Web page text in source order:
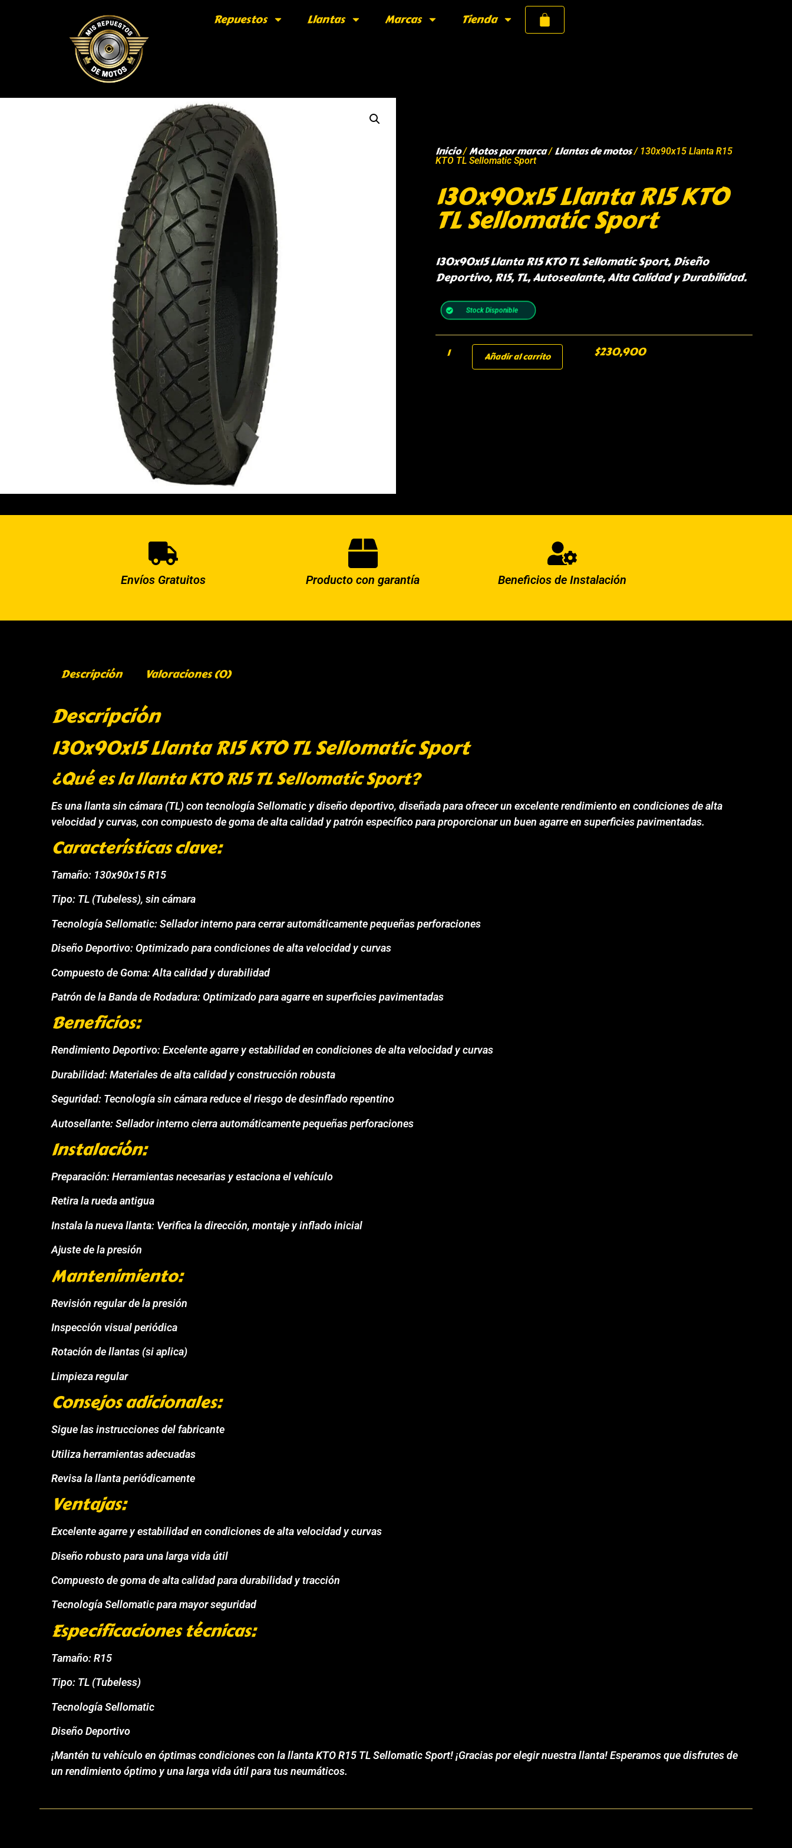
Repuestos Llantas Marcas Tienda
Inicio/Motos por marca/Llantas de motos/ 130x90x15 Llanta R15
KTO TL Sellomatic Sport
130x90x15 Llanta R15 KTO
TL Sellomatic Sport
130x90x15 Llanta R15 KTO TL Sellomatic Sport, Diseño
Deportivo, R15, TL, Autosealante, Alta Calidad y Durabilidad.
Stock Disponible
$230,900
Añadir al carrito
Envíos Gratuitos Producto con garantía Beneficios de Instalación
Descripción Valoraciones (0)
Descripción
130x90x15 Llanta R15 KTO TL Sellomatic Sport
¿Qué es la llanta KTO R15 TL Sellomatic Sport?
Es una llanta sin cámara (TL) con tecnología Sellomatic y diseño deportivo, diseñada para ofrecer un excelente rendimiento en condiciones de alta
velocidad y curvas, con compuesto de goma de alta calidad y patrón específico para proporcionar un buen agarre en superficies pavimentadas.
Características clave:
Tamaño: 130x90x15 R15
Tipo: TL (Tubeless), sin cámara
Tecnología Sellomatic: Sellador interno para cerrar automáticamente pequeñas perforaciones
Diseño Deportivo: Optimizado para condiciones de alta velocidad y curvas
Compuesto de Goma: Alta calidad y durabilidad
Patrón de la Banda de Rodadura: Optimizado para agarre en superficies pavimentadas
Beneficios:
Rendimiento Deportivo: Excelente agarre y estabilidad en condiciones de alta velocidad y curvas
Durabilidad: Materiales de alta calidad y construcción robusta
Seguridad: Tecnología sin cámara reduce el riesgo de desinflado repentino
Autosellante: Sellador interno cierra automáticamente pequeñas perforaciones
Instalación:
Preparación: Herramientas necesarias y estaciona el vehículo
Retira la rueda antigua
Instala la nueva llanta: Verifica la dirección, montaje y inflado inicial
Ajuste de la presión
Mantenimiento:
Revisión regular de la presión
Inspección visual periódica
Rotación de llantas (si aplica)
Limpieza regular
Consejos adicionales:
Sigue las instrucciones del fabricante
Utiliza herramientas adecuadas
Revisa la llanta periódicamente
Ventajas:
Excelente agarre y estabilidad en condiciones de alta velocidad y curvas
Diseño robusto para una larga vida útil
Compuesto de goma de alta calidad para durabilidad y tracción
Tecnología Sellomatic para mayor seguridad
Especificaciones técnicas:
Tamaño: R15
Tipo: TL (Tubeless)
Tecnología Sellomatic
Diseño Deportivo
¡Mantén tu vehículo en óptimas condiciones con la llanta KTO R15 TL Sellomatic Sport! ¡Gracias por elegir nuestra llanta! Esperamos que disfrutes de
un rendimiento óptimo y una larga vida útil para tus neumáticos.